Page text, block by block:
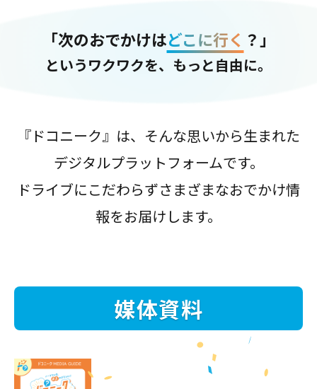
「次のおでかけはどこに行く ？」
というワクワクを、もっと自由に。
『ドコニーク』は、そんな思いから生まれた
デジタルプラットフォームです。
ドライブにこだわらずさまざまなおでかけ情
報をお届けします。
媒体資料